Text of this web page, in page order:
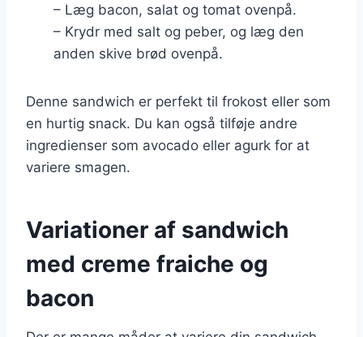
– Læg bacon, salat og tomat ovenpå.
– Krydr med salt og peber, og læg den
anden skive brød ovenpå.
Denne sandwich er perfekt til frokost eller som
en hurtig snack. Du kan også tilføje andre
ingredienser som avocado eller agurk for at
variere smagen.
Variationer af sandwich
med creme fraiche og
bacon